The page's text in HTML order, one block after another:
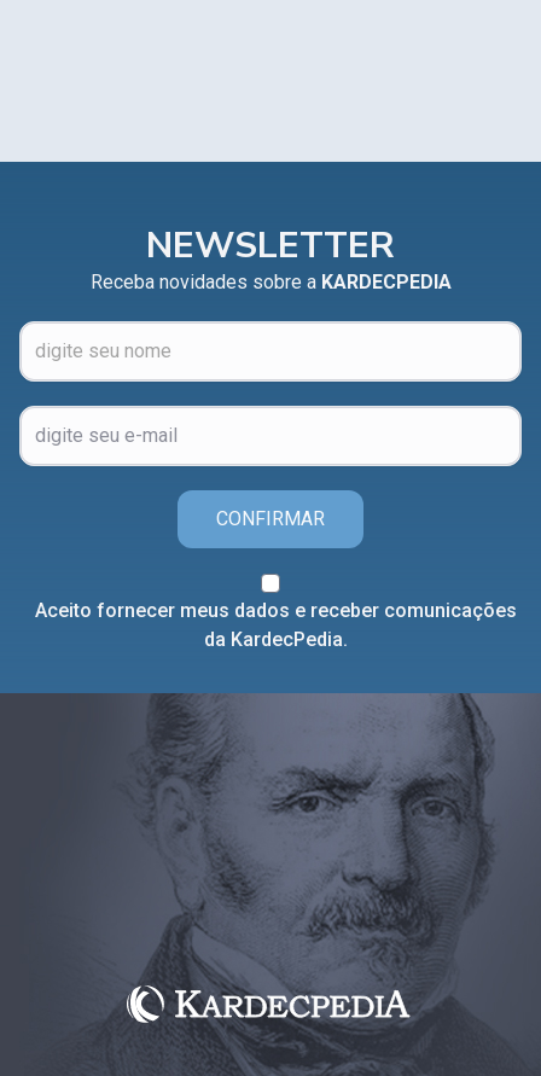
NEWSLETTER
Receba novidades sobre a KARDECPEDIA
CONFIRMAR
Aceito fornecer meus dados e receber comunicações
da KardecPedia.